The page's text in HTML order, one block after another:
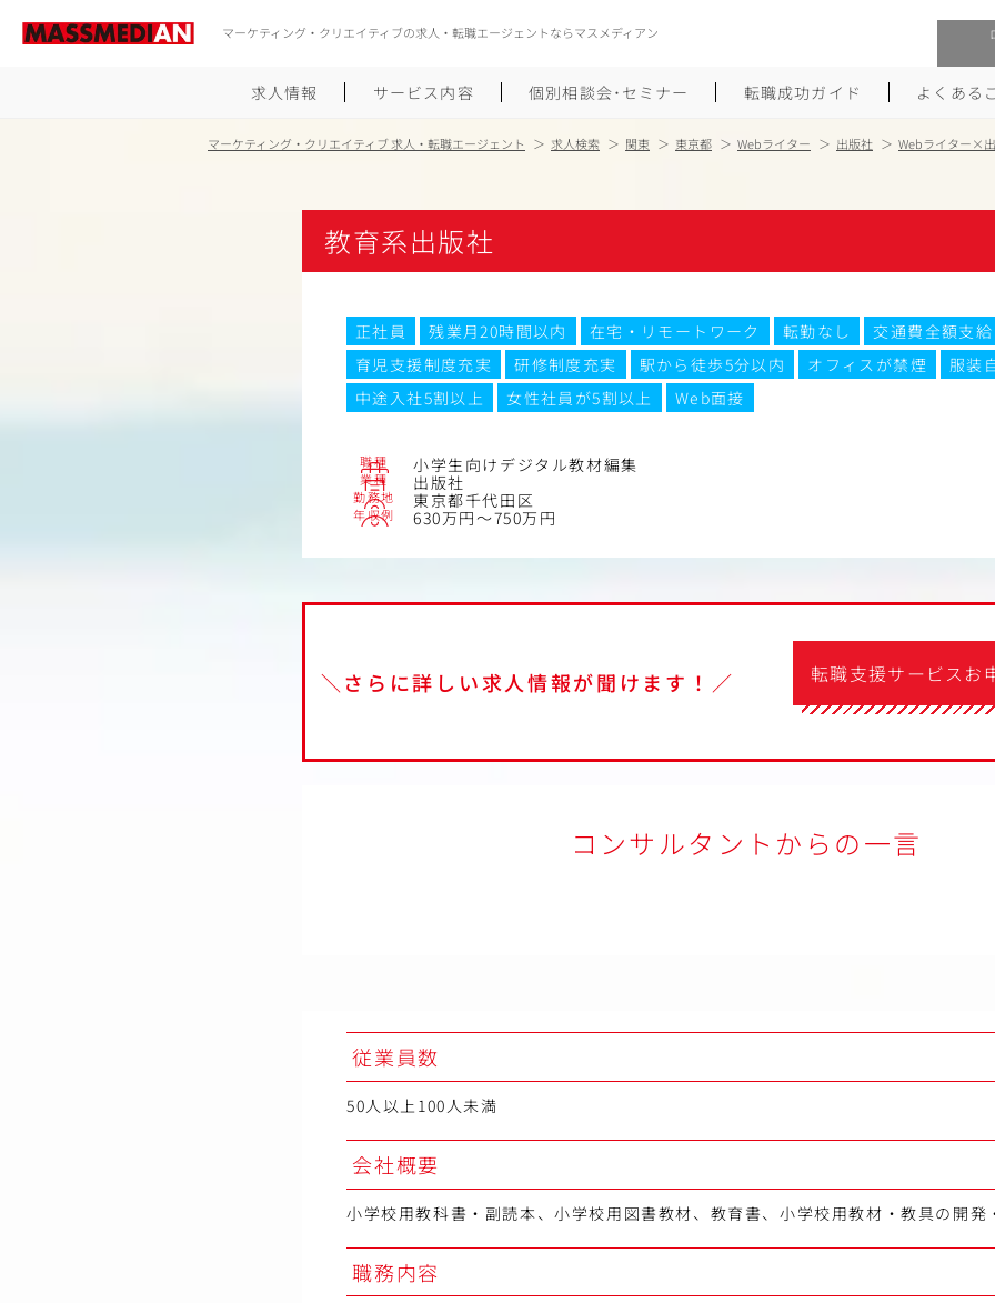
マーケティング・クリエイティブの求人・転職エージェントならマスメディアン
求人情報 サービス内容 個別相談会･セミナー 転職成功ガイド
転職活動を始めるにあたり
ポートフォリオのつくり方
面接対策
メーカー・事業会社への転職
しゅふクリ･ママクリ転職
よくある
マーケティング・クリエイティブ 求人・転職エージェント 求人検索 関東 東京都 Webライター 出版社 Webライター×
教育系出版社
正社員 残業月20時間以内 在宅・リモートワーク 転勤なし
交通費全額支給
育児支援制度充実
研修制度充実 駅から徒歩5分以内 オフィスが禁煙
服装
中途入社5割以上
女性社員が5割以上 Web面接
職種 小学生向けデジタル教材編集
業種 出版社
勤務地 東京都千代田区
年収例 630万円～750万円
＼さらに詳しい求人情報が聞けます！／ 転職支援サービスお
コンサルタントからの一言
従業員数
50人以上100人未満
会社概要
小学校用教科書・副読本、小学校用図書教材、教育書、小学校用教材・教具の開発
職務内容